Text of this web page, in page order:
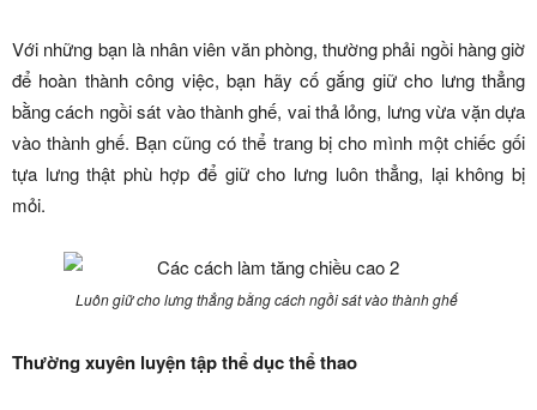
Với những bạn là nhân viên văn phòng, thường phải ngồi hàng giờ
để hoàn thành công việc, bạn hãy cố gắng giữ cho lưng thẳng
bằng cách ngồi sát vào thành ghế, vai thả lỏng, lưng vừa vặn dựa
vào thành ghế. Bạn cũng có thể trang bị cho mình một chiếc gối
tựa lưng thật phù hợp để giữ cho lưng luôn thẳng, lại không bị
mỏi.
Luôn giữ cho lưng thẳng bằng cách ngồi sát vào thành ghế
Thường xuyên luyện tập thể dục thể thao